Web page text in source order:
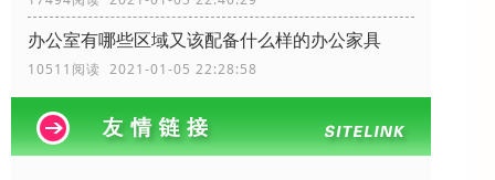
办公室有哪些区域又该配备什么样的办公家具
10511阅读 2021-01-05 22:28:58